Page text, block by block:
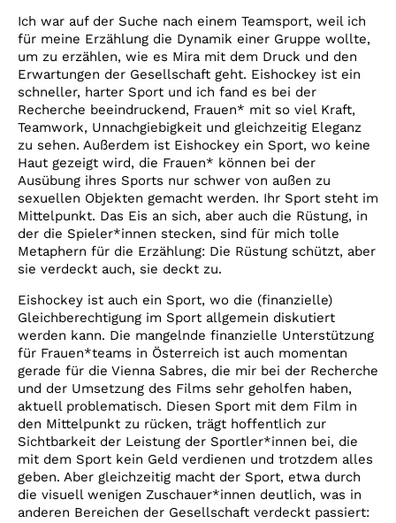
Ich war auf der Suche nach einem Teamsport, weil ich
für meine Erzählung die Dynamik einer Gruppe wollte,
um zu erzählen, wie es Mira mit dem Druck und den
Erwartungen der Gesellschaft geht. Eishockey ist ein
schneller, harter Sport und ich fand es bei der
Recherche beeindruckend, Frauen* mit so viel Kraft,
Teamwork, Unnachgiebigkeit und gleichzeitig Eleganz
zu sehen. Außerdem ist Eishockey ein Sport, wo keine
Haut gezeigt wird, die Frauen* können bei der
Ausübung ihres Sports nur schwer von außen zu
sexuellen Objekten gemacht werden. Ihr Sport steht im
Mittelpunkt. Das Eis an sich, aber auch die Rüstung, in
der die Spieler*innen stecken, sind für mich tolle
Metaphern für die Erzählung: Die Rüstung schützt, aber
sie verdeckt auch, sie deckt zu.
Eishockey ist auch ein Sport, wo die (finanzielle)
Gleichberechtigung im Sport allgemein diskutiert
werden kann. Die mangelnde finanzielle Unterstützung
für Frauen*teams in Österreich ist auch momentan
gerade für die Vienna Sabres, die mir bei der Recherche
und der Umsetzung des Films sehr geholfen haben,
aktuell problematisch. Diesen Sport mit dem Film in
den Mittelpunkt zu rücken, trägt hoffentlich zur
Sichtbarkeit der Leistung der Sportler*innen bei, die
mit dem Sport kein Geld verdienen und trotzdem alles
geben. Aber gleichzeitig macht der Sport, etwa durch
die visuell wenigen Zuschauer*innen deutlich, was in
anderen Bereichen der Gesellschaft verdeckt passiert: